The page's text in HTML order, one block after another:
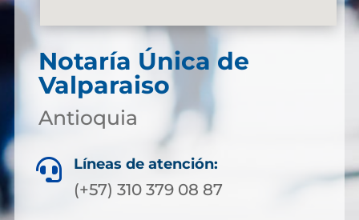
Notaría Única de
Valparaiso
Antioquia
 Líneas de atención:
(+57) 310 379 08 87